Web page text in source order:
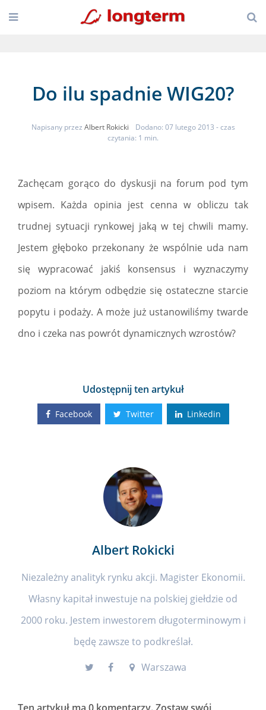
Do ilu spadnie WIG20?
Napisany przez Albert Rokicki Dodano: 07 lutego 2013 - czas
czytania: 1 min.
Zachęcam gorąco do dyskusji na forum pod tym
wpisem. Każda opinia jest cenna w obliczu tak
trudnej sytuacji rynkowej jaką w tej chwili mamy.
Jestem głęboko przekonany że wspólnie uda nam
się wypracować jakiś konsensus i wyznaczymy
poziom na którym odbędzie się ostateczne starcie
popytu i podaży. A może już ustanowiliśmy twarde
dno i czeka nas powrót dynamicznych wzrostów?
Udostępnij ten artykuł
Facebook Twitter Linkedin
Albert Rokicki
Niezależny analityk rynku akcji. Magister Ekonomii.
Własny kapitał inwestuje na polskiej giełdzie od
2000 roku. Jestem inwestorem długoterminowym i
będę zawsze to podkreślał.
Warszawa